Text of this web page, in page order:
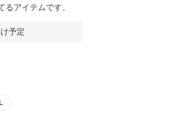
アイテムです。
予定